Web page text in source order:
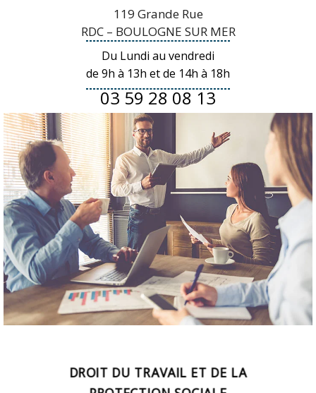
119 Grande Rue
RDC – BOULOGNE SUR MER
Du Lundi au vendredi
de 9h à 13h et de 14h à 18h
03 59 28 08 13
DROIT DU TRAVAIL ET DE LA